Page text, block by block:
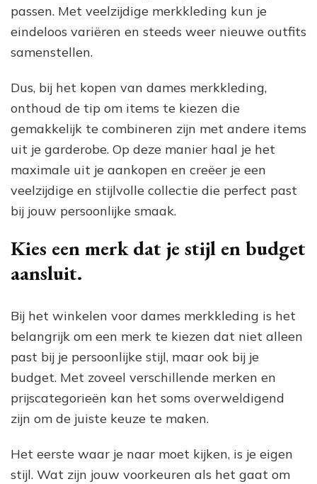
passen. Met veelzijdige merkkleding kun je
eindeloos variëren en steeds weer nieuwe outfits
samenstellen.
Dus, bij het kopen van dames merkkleding,
onthoud de tip om items te kiezen die
gemakkelijk te combineren zijn met andere items
uit je garderobe. Op deze manier haal je het
maximale uit je aankopen en creëer je een
veelzijdige en stijlvolle collectie die perfect past
bij jouw persoonlijke smaak.
Kies een merk dat je stijl en budget
aansluit.
Bij het winkelen voor dames merkkleding is het
belangrijk om een merk te kiezen dat niet alleen
past bij je persoonlijke stijl, maar ook bij je
budget. Met zoveel verschillende merken en
prijscategorieën kan het soms overweldigend
zijn om de juiste keuze te maken.
Het eerste waar je naar moet kijken, is je eigen
stijl. Wat zijn jouw voorkeuren als het gaat om